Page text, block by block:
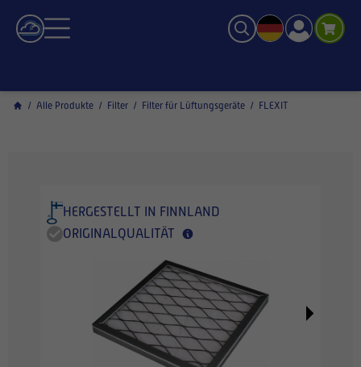
/ Alle Produkte / Filter / Filter für Lüftungsgeräte / FLEXIT
HERGESTELLT IN FINNLAND
ORIGINALQUALITÄT